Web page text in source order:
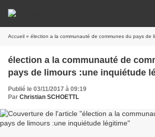
Accueil » élection a la communauté de communes du pays de
élection a la communauté de
pays de limours :une inquiétude
Publié le 03/11/2017 à 09:19
Par Christian SCHOETTL